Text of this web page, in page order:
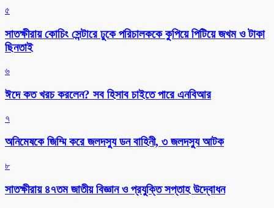
৫
সাতক্ষীরায় কোচিং সেন্টারে ঢুকে পরিচালককে কুপিয়ে পিটিয়ে জখম ও টাকা
ছিনতাই
৬
ঈদে কত খরচ করলেন? সব হিসাব চাইতে পারে এনবিআর
৭
অনিমেষকে জিম্মি করে জলদস্যু ডন বাহিনী, ৩ জলদস্যু আটক
৮
সাতক্ষীরায় ৪৭তম জাতীয় বিজ্ঞান ও প্রযুক্তি সপ্তাহ উদ্বোধন